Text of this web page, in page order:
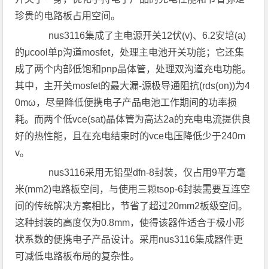
珍贵的电路板占用空间。
nus3116集成了主电源开关12伏(v)、6.2安培(a)
的μcool单p沟道mosfet，处理主电池开关功能；它还集
成了两个内部低饱和pnp晶体管，处理双沟道充电功能。
其中，主开关mosfet的最大漏-源极导通阻抗(rds(on))为4
0mω，尽量降低便携电子产品电池工作期间的功率损
耗。而两个低vce(sat)晶体管为高达2a的充电电流提供良
好的热性能，且在充电结束时的vce电压降低少于240m
v。
nus3116采用无铅型dfn-8封装，仅占用9平方毫
米(mm2)电路板空间，与使用三颗tsop-6封装需要互连空
间的传统解决方案相比，节省了超过20mm2板级空间。
这种封装的高度仅为0.8mm，使得该器件适合于极小形
状系数的便携电子产品设计。采用nus3116集成器件更
可减低电路板布局的复杂性。